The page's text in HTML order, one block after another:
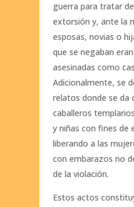
guerra para tratar
extorsión y, ante la
esposas, novias o
que se negaban
asesinadas como
Adicionalmente, se
relatos donde se da
caballeros
y niñas con fines de
liberando a las
con embarazos no
de la violación.
Estos actos